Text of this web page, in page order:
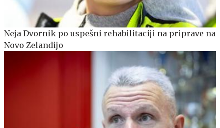
Neja Dvornik po uspešni rehabilitaciji na priprave na
Novo Zelandijo